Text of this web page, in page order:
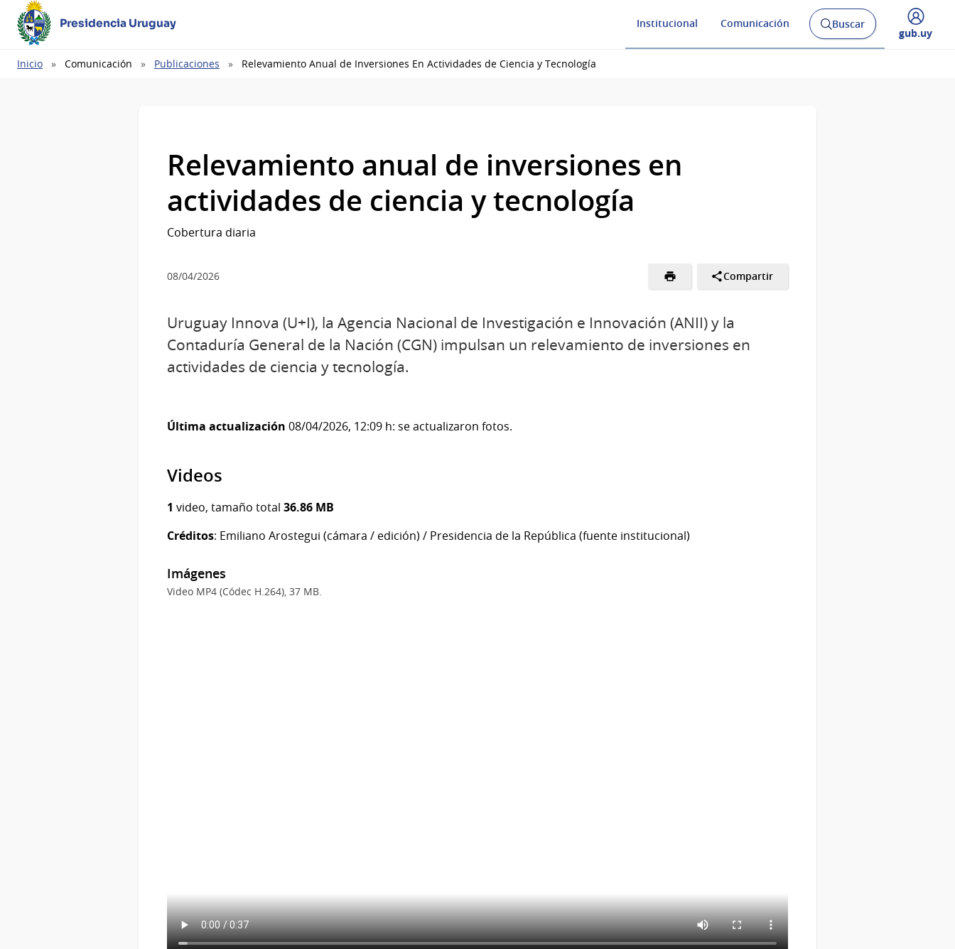
Presidencia Uruguay Institucional Comunicación
Abrir
buscador
Buscar
Desplegar
gub.uy
Ruta
Inicio Comunicación Publicaciones Relevamiento Anual de Inversiones En Actividades de Ciencia y Tecnología
Relevamiento anual de inversiones en
actividades de ciencia y tecnología
Cobertura diaria
08/04/2026 Compartir
Uruguay Innova (U+I), la Agencia Nacional de Investigación e Innovación (ANII) y la
Contaduría General de la Nación (CGN) impulsan un relevamiento de inversiones en
actividades de ciencia y tecnología.
Última actualización 08/04/2026, 12:09 h: se actualizaron fotos.
Videos
1 video, tamaño total 36.86 MB
Créditos: Emiliano Arostegui (cámara / edición) / Presidencia de la República (fuente institucional)
Imágenes
Video MP4 (Códec H.264), 37 MB.